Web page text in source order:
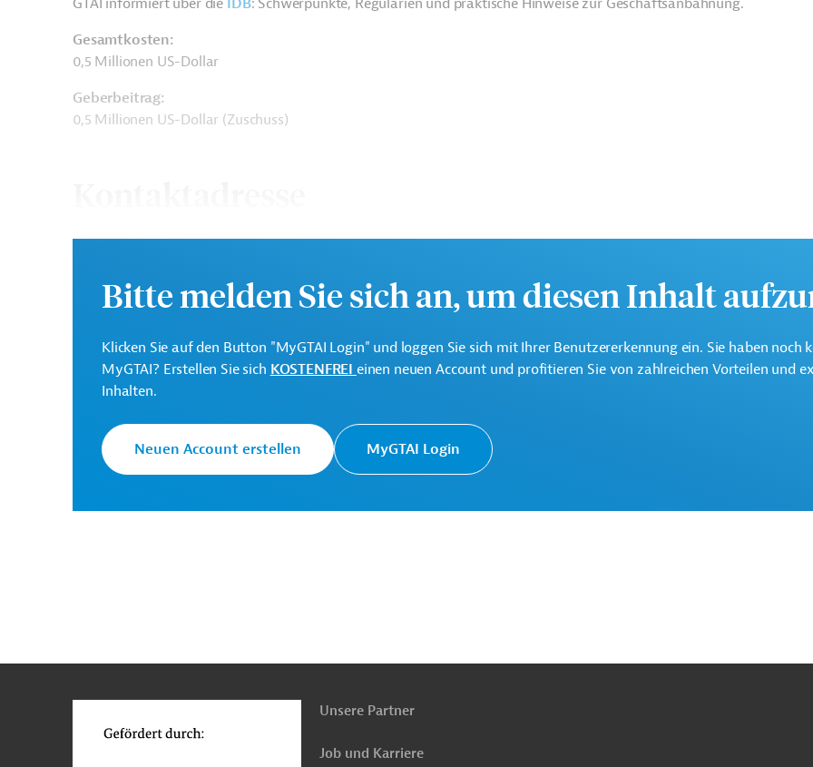
GTAI informiert über die IDB: Schwerpunkte, Regularien und praktische Hinweise zur Geschäftsanbahnung.
Gesamtkosten:
0,5 Millionen US-Dollar
Geberbeitrag:
0,5 Millionen US-Dollar (Zuschuss)
Interamerikanische
Entwicklungsprojekte in der Region Lateinamerika und Karibik.
Ecuador Natur- und Artenschutz, Ressourcenschonung Luft-, Klimaschutz
Projekte
Bitte melden Sie sich an, um diesen Inhalt
Klicken Sie auf den Button "MyGTAI Login" und loggen Sie sich mit Ihrer Benutzererkennung ein. Sie haben noch
MyGTAI? Erstellen Sie sich KOSTENFREI einen neuen Account und profitieren Sie von zahlreichen Vorteilen und
Inhalten.
Neuen Account erstellen MyGTAI Login
oben
Unsere Partner
Job und Karriere